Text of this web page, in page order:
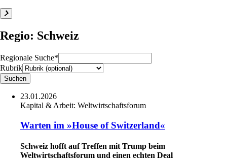
Regio: Schweiz
Regionale Suche*
Rubrik
23.01.2026
Kapital & Arbeit: Weltwirtschaftsforum
Warten im »House of Switzerland«
Schweiz hofft auf Treffen mit Trump beim
Weltwirtschaftsforum und einen echten Deal